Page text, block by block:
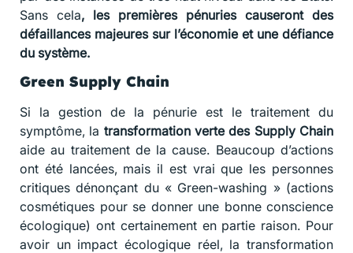
Sans cela, les premières pénuries causeront des
défaillances majeures sur l’économie et une défiance
du système.
Green Supply Chain
Si la gestion de la pénurie est le traitement du
symptôme, la transformation verte des Supply Chain
aide au traitement de la cause. Beaucoup d’actions
ont été lancées, mais il est vrai que les personnes
critiques dénonçant du « Green-washing » (actions
cosmétiques pour se donner une bonne conscience
écologique) ont certainement en partie raison. Pour
avoir un impact écologique réel, la transformation